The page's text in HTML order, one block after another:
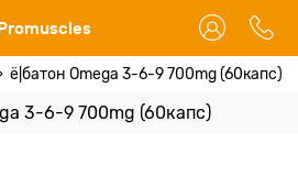
ё|батон Omega 3-6-9 700mg (60капс)
3-6-9 700mg (60капс)